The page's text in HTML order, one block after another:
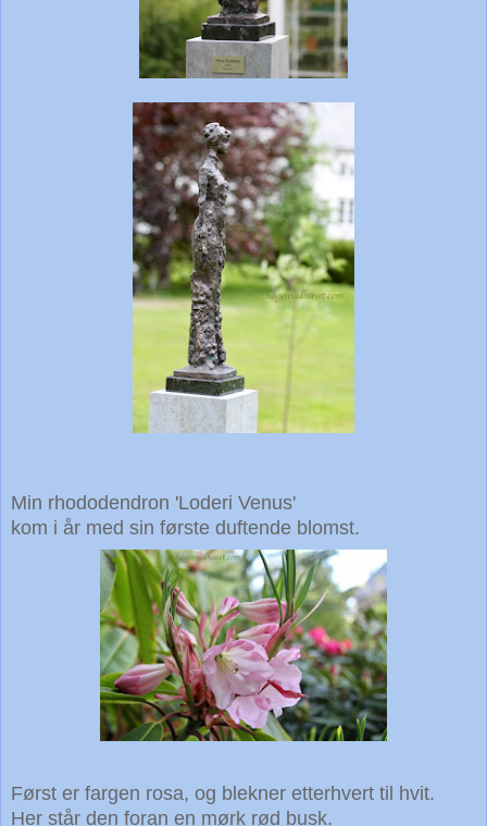
Min rhododendron 'Loderi Venus'
kom i år med sin første duftende blomst.
Først er fargen rosa, og blekner etterhvert til hvit.
Her står den foran en mørk rød busk.